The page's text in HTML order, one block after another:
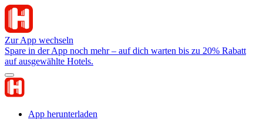
Zur App wechseln
Spare in der App noch mehr – auf dich warten bis zu 20% Rabatt
auf ausgewählte Hotels.
App herunterladen